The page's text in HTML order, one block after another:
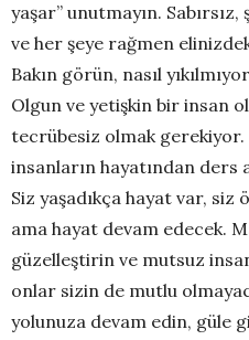
yaşar” unutmayın.
ve her şeye rağmen
Bakın görün, nasıl
Olgun ve yetişkin bir insan
tecrübesiz olmak
insanların hayatından ders
Siz yaşadıkça hayat var,
ama hayat devam edecek.
güzelleştirin ve mutsuz
onlar sizin de mutlu
yolunuza devam edin, güle